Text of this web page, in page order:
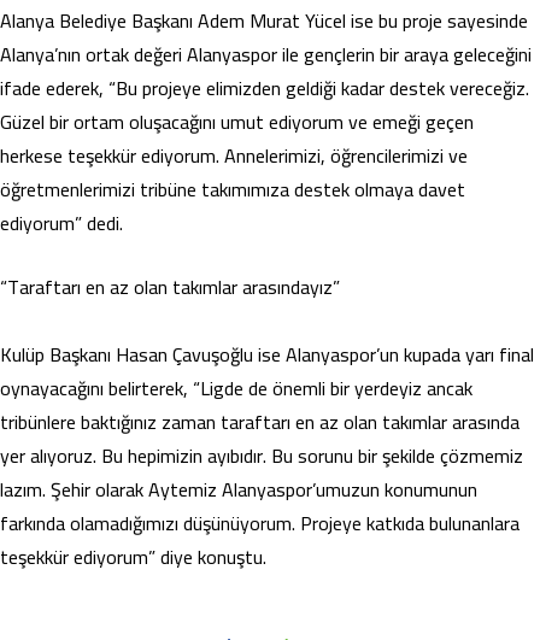
Alanya Belediye Başkanı Adem Murat Yücel ise bu proje sayesinde
Alanya’nın ortak değeri Alanyaspor ile gençlerin bir araya geleceğini
ifade ederek, “Bu projeye elimizden geldiği kadar destek vereceğiz.
Güzel bir ortam oluşacağını umut ediyorum ve emeği geçen
herkese teşekkür ediyorum. Annelerimizi, öğrencilerimizi ve
öğretmenlerimizi tribüne takımımıza destek olmaya davet
ediyorum” dedi.
“Taraftarı en az olan takımlar arasındayız”
Kulüp Başkanı Hasan Çavuşoğlu ise Alanyaspor’un kupada yarı final
oynayacağını belirterek, “Ligde de önemli bir yerdeyiz ancak
tribünlere baktığınız zaman taraftarı en az olan takımlar arasında
yer alıyoruz. Bu hepimizin ayıbıdır. Bu sorunu bir şekilde çözmemiz
lazım. Şehir olarak Aytemiz Alanyaspor’umuzun konumunun
farkında olamadığımızı düşünüyorum. Projeye katkıda bulunanlara
teşekkür ediyorum” diye konuştu.